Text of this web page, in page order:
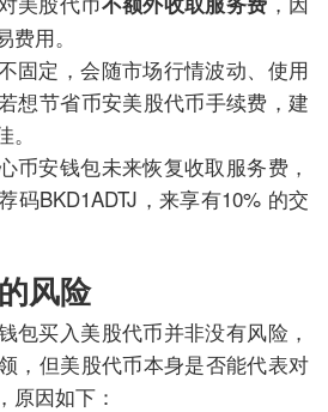
用。
固定，会随市场行情波动、使用
想节省币安美股代币手续费，建
币安钱包未来恢复收取服务费，
码BKD1ADTJ，来享有10% 的交
风险
包买入美股代币并非没有风险，
，但美股代币本身是否能代表对
原因如下：